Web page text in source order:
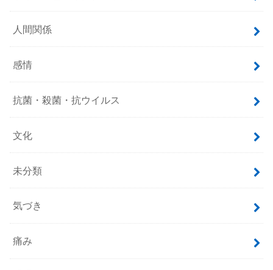
人間関係
感情
抗菌・殺菌・抗ウイルス
文化
未分類
気づき
痛み